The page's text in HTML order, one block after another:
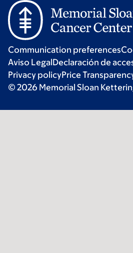
Communication preferences
Aviso LegalDeclaración de
Privacy policyPrice
© 2026 Memorial Sloan